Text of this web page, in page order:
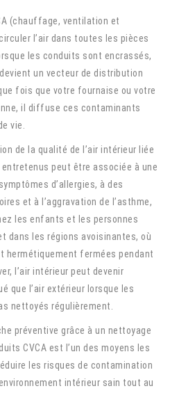
(chauffage, ventilation et
l’air dans toutes les pièces
les conduits sont encrassés,
un vecteur de distribution
fois que votre fournaise ou votre
il diffuse ces contaminants
vie.
de la qualité de l’air intérieur liée
peut être associée à une
d’allergies, à des
et à l’aggravation de l’asthme,
les enfants et les personnes
dans les régions avoisinantes, où
hermétiquement fermées pendant
l’air intérieur peut devenir
que l’air extérieur lorsque les
nettoyés régulièrement.
préventive grâce à un nettoyage
CVCA est l’un des moyens les
les risques de contamination
intérieur sain tout au